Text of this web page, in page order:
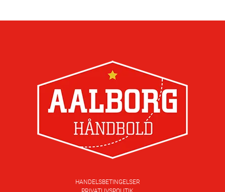
HANDELSBETINGELSER